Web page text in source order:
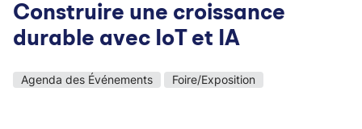
Construire une croissance
durable avec IoT et IA
Agenda des Événements Foire/Exposition